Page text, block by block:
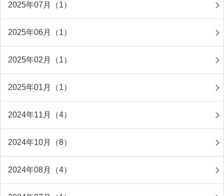
2025年07月（1）
2025年06月（1）
2025年02月（1）
2025年01月（1）
2024年11月（4）
2024年10月（8）
2024年08月（4）